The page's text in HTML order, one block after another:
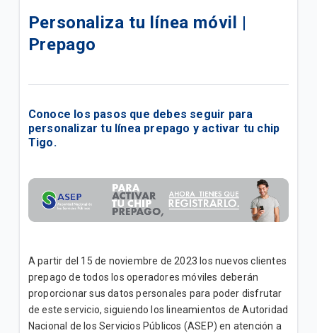
SIEM - Guía del usuario
¿Cómo consulto mis consumos? | Postpago
¿Qué debo hacer para tener data luego de recargar
Tarifas de voz | Prepago
Conoce todo sobre el servicio Prepago
¿Qué hago si no puedo navegar con mi Data?
Catálogo de Celulares y Planes
¿Puedo comprar un celular en cuotas?
Personaliza tu línea móvil |
Prepago
Conoce los pasos que debes seguir para
personalizar tu línea prepago y activar tu chip
Tigo.
A partir del 15 de noviembre de 2023 los nuevos clientes
prepago de todos los operadores móviles deberán
proporcionar sus datos personales para poder disfrutar
de este servicio, siguiendo los lineamientos de Autoridad
Nacional de los Servicios Públicos (ASEP) en atención a